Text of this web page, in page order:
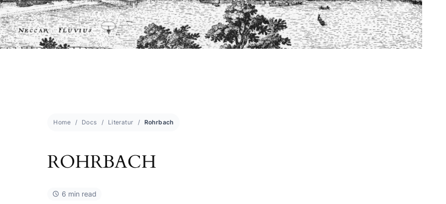
Home Docs Literatur Rohrbach
ROHRBACH
6 min read